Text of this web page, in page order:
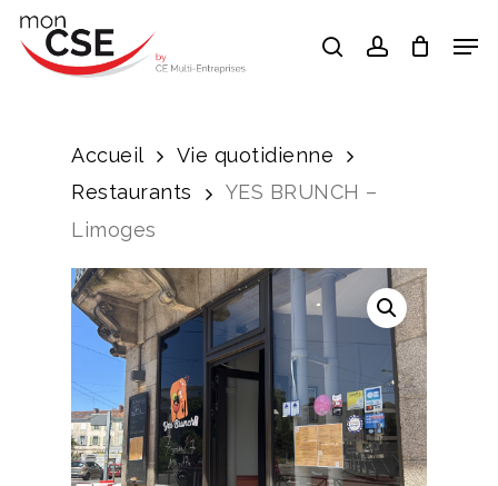
Skip
searchaccount
Accueil
Vie quotidienne
Restaurants
YES BRUNCH –
Limoges